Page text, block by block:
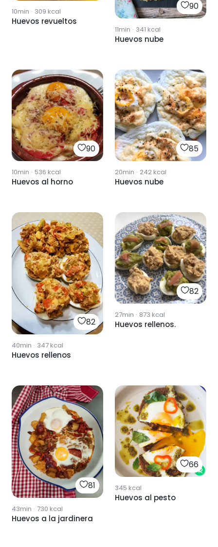
10min · 309 kcal
Huevos revueltos
90
11min · 341 kcal
Huevos nube
90
10min · 536 kcal
Huevos al horno
85
20min · 242kcal
Huevos nube
82
40min · 347kcal
Huevos rellenos
82
27min · 873 kcal
Huevos rellenos.
81
43min · 730 kcal
Huevos a la jardinera
66
345 kcal
Huevos al pesto